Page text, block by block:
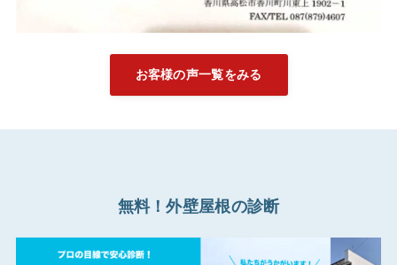
お客様の声一覧をみる
無料！外壁屋根の診断